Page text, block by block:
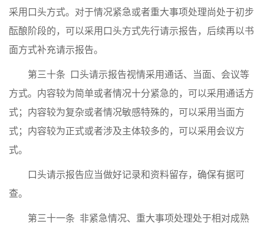
采用口头方式。对于情况紧急或者重大事项处理尚处于初步
酝酿阶段的，可以采用口头方式先行请示报告，后续再以书
面方式补充请示报告。
第三十条 口头请示报告视情采用通话、当面、会议等
方式。内容较为简单或者情况十分紧急的，可以采用通话方
式；内容较为复杂或者情况敏感特殊的，可以采用当面方
式；内容较为正式或者涉及主体较多的，可以采用会议方
式。
口头请示报告应当做好记录和资料留存，确保有据可
查。
第三十一条 非紧急情况、重大事项处理处于相对成熟